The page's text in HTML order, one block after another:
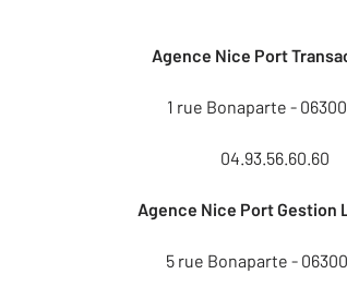
Agence Nice Port
1 rue Bonaparte -
04.93.56.60.60
Agence Nice Port Gestion
5 rue Bonaparte -